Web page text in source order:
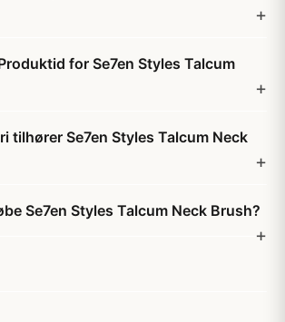
for Se7en Styles Talcum
tilhører Se7en Styles Talcum Neck
Se7en Styles Talcum Neck Brush?